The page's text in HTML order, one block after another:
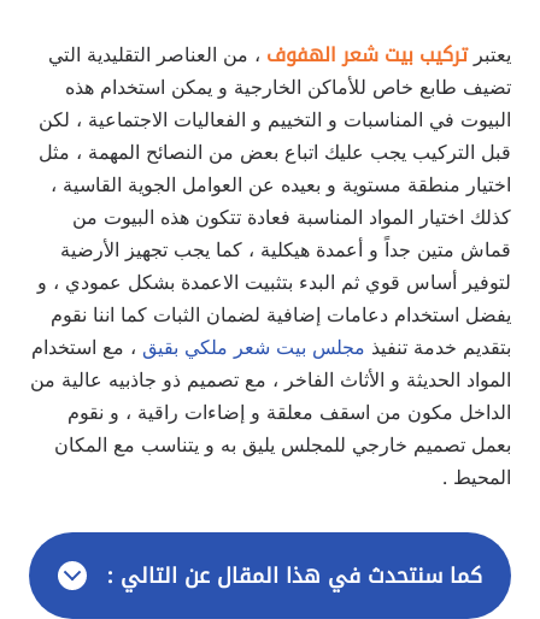
يعتبرتركيب بيت شعر الهفوف ، من العناصر التقليدية التي
تضيف طابع خاص للأماكن الخارجية و يمكن استخدام هذه
البيوت في المناسبات و التخييم و الفعاليات الاجتماعية ، لكن
قبل التركيب يجب عليك اتباع بعض من النصائح المهمة ، مثل
اختيار منطقة مستوية و بعيده عن العوامل الجوية القاسية ،
كذلك اختيار المواد المناسبة فعادة تتكون هذه البيوت من
قماش متين جداً و أعمدة هيكلية ، كما يجب تجهيز الأرضية
لتوفير أساس قوي ثم البدء بتثبيت الاعمدة بشكل عمودي ، و
يفضل استخدام دعامات إضافية لضمان الثبات كما اننا نقوم
بتقديم خدمة تنفيذ مجلس بيت شعر ملكي بقيق، مع استخدام
المواد الحديثة و الأثاث الفاخر ، مع تصميم ذو جاذبيه عالية من
الداخل مكون من اسقف معلقة و إضاءات راقية ، و نقوم
بعمل تصميم خارجي للمجلس يليق به و يتناسب مع المكان
المحيط .
كما سنتحدث في هذا المقال عن التالي :